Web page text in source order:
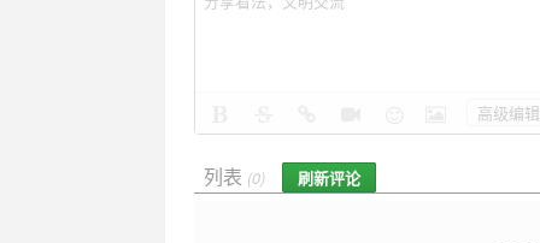
高级编辑
列表 (0) 刷新评论